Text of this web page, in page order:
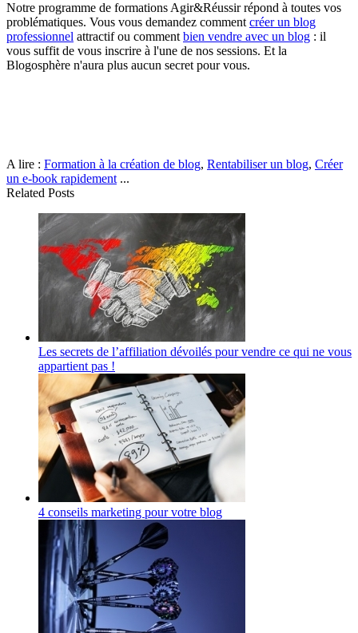
Notre programme de formations Agir&Réussir répond à toutes vos
problématiques. Vous vous demandez comment créer un blog
professionnel attractif ou comment bien vendre avec un blog : il
vous suffit de vous inscrire à l'une de nos sessions. Et la
Blogosphère n'aura plus aucun secret pour vous.
A lire : Formation à la création de blog, Rentabiliser un blog, Créer
un e-book rapidement ...
Related Posts
Les secrets de l’affiliation dévoilés pour vendre ce qui ne vous
appartient pas !
4 conseils marketing pour votre blog